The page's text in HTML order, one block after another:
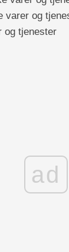
varer og
og tjenester
ad